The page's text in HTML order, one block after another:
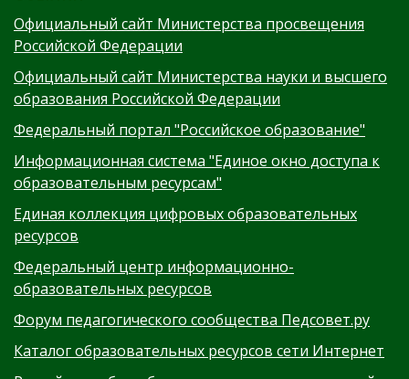
Официальный сайт Министерства просвещения
Российской Федерации
Официальный сайт Министерства науки и высшего
образования Российской Федерации
Федеральный портал "Российское образование"
Информационная система "Единое окно доступа к
образовательным ресурсам"
Единая коллекция цифровых образовательных
ресурсов
Федеральный центр информационно-
образовательных ресурсов
Форум педагогического сообщества Педсовет.ру
Каталог образовательных ресурсов сети Интернет